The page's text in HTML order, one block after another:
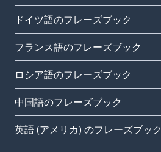
ドイツ語のフレーズブック
フランス語のフレーズブック
ロシア語のフレーズブック
中国語のフレーズブック
英語 (アメリカ) のフレーズブック